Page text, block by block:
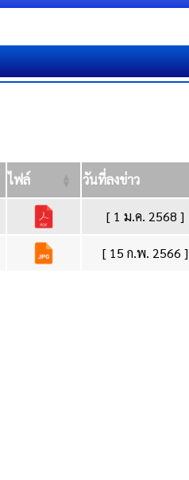
ไฟล์ วันที่ลงข่าว
[ 1 ม.ค. 2568 ]
[ 15 ก.พ. 2566 ]